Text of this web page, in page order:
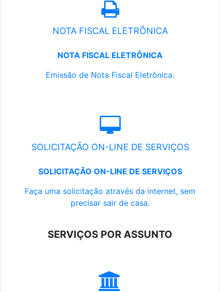
NOTA FISCAL ELETRÔNICA
NOTA FISCAL ELETRÔNICA
Emissão de Nota Fiscal Eletrônica.
SOLICITAÇÃO ON-LINE DE SERVIÇOS
SOLICITAÇÃO ON-LINE DE SERVIÇOS
Faça uma solicitação através da internet, sem
precisar sair de casa.
SERVIÇOS POR ASSUNTO